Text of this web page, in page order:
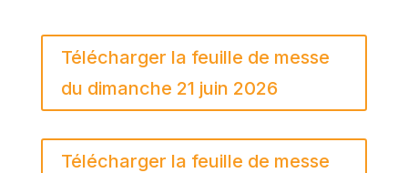
Télécharger la feuille de messe
du dimanche 21 juin 2026
Télécharger la feuille de messe